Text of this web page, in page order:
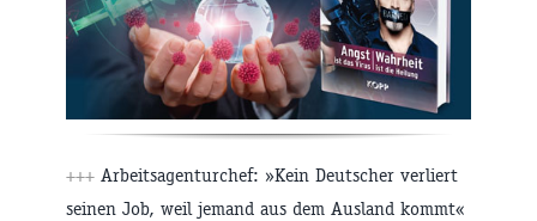
+++ Arbeitsagenturchef: »Kein Deutscher verliert
seinen Job, weil jemand aus dem Ausland kommt«